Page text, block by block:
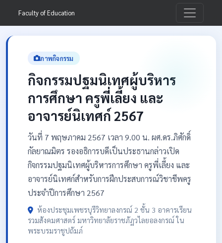
Faculty of Education
ภาพกิจกรรม
กิจกรรมปฐมนิเทศผู้บริหาร
การศึกษา ครูพี่เลี้ยง และ
อาจารย์นิเทศก์ 2567
วันที่ 7 พฤษภาคม 2567 เวลา 9.00 น. ผศ.ดร.ภิศักดิ์
กัลยาณมิตร รองอธิการบดีเป็นประธานกล่าวเปิด
กิจกรรมปฐมนิเทศผู้บริหารการศึกษา ครูพี่เลี้ยง และ
อาจารย์นิเทศก์สำหรับการฝึกประสบการณ์วิชาชีพครู
ประจำปีการศึกษา 2567
ห้องประชุมเพชรบุรีวิทยาลงกรณ์ 2 ชั้น 3 อาคารเรียน
รวมสังคมศาสตร์ มหาวิทยาลัยราชภัฏวไลยอลงกรณ์ ใน
พระบรมราชูปถัมภ์